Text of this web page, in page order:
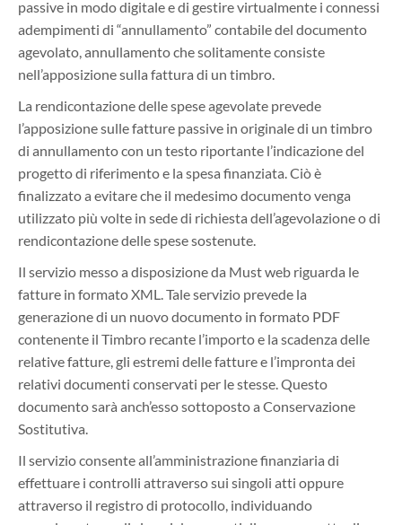
passive in modo digitale e di gestire virtualmente i connessi
adempimenti di “annullamento” contabile del documento
agevolato, annullamento che solitamente consiste
nell’apposizione sulla fattura di un timbro.
La rendicontazione delle spese agevolate prevede
l’apposizione sulle fatture passive in originale di un timbro
di annullamento con un testo riportante l’indicazione del
progetto di riferimento e la spesa finanziata. Ciò è
finalizzato a evitare che il medesimo documento venga
utilizzato più volte in sede di richiesta dell’agevolazione o di
rendicontazione delle spese sostenute.
Il servizio messo a disposizione da Must web riguarda le
fatture in formato XML. Tale servizio prevede la
generazione di un nuovo documento in formato PDF
contenente il Timbro recante l’importo e la scadenza delle
relative fatture, gli estremi delle fatture e l’impronta dei
relativi documenti conservati per le stesse. Questo
documento sarà anch’esso sottoposto a Conservazione
Sostitutiva.
Il servizio consente all’amministrazione finanziaria di
effettuare i controlli attraverso sui singoli atti oppure
attraverso il registro di protocollo, individuando